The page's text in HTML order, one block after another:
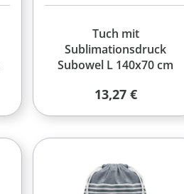
Tuch mit
Sublimationsdruck
Subowel L 140x70 cm
Regulärer Preis:
13,27 €